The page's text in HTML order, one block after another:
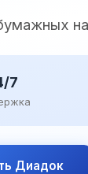
7
Диадок